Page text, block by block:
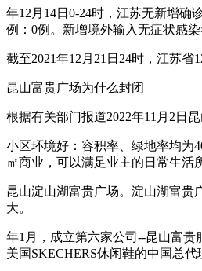
年12月14日0-24时，江苏无新增确
例：0例。新增境外输入无症状感
截至2021年12月21日24时，江苏
昆山富贵广场为什么封闭
根据有关部门报道2022年11月2日
小区环境好：容积率、绿地率均为
㎡商业，可以满足业主的日常生活
昆山淀山湖富贵广场。淀山湖富贵
大。
年1月，成立第六家公司--昆山富贵
美国SKECHERS休闲鞋的中国总